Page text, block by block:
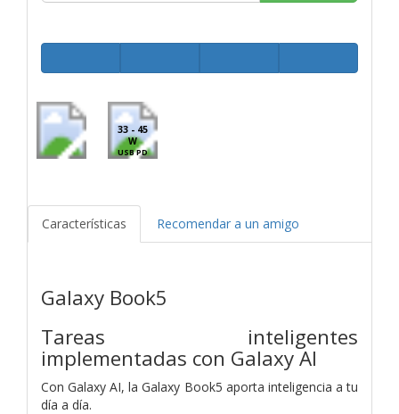
33 - 45
W
USB PD
Características Recomendar a un amigo
Galaxy Book5
Tareas inteligentes
implementadas con Galaxy AI
Con Galaxy AI, la Galaxy Book5 aporta inteligencia a tu
día a día.